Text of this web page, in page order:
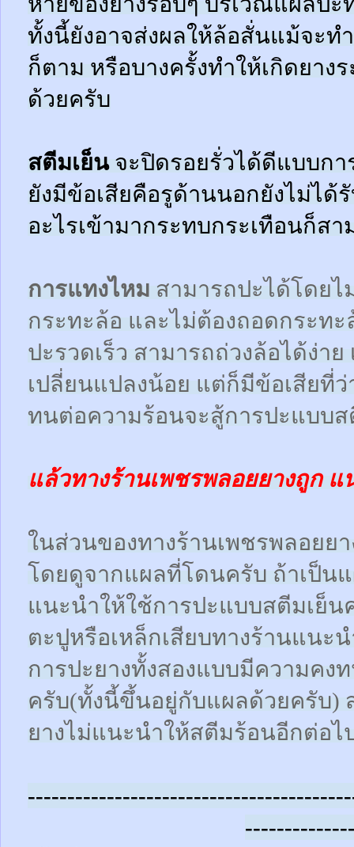
ทั้งนี้ยังอาจส่งผลให้ล้อสั่นแม้จะท
ก็ตาม หรือบางครั้งทำให้เกิดยา
ด้วยครับ
สตีมเย็นจะปิดรอยรั่วได้ดีแบบก
ยังมีข้อเสียคือรูด้านนอกยังไม่ได้
อะไรเข้ามากระทบกระเทือนก็ส
การแทงไหม สามารถปะได้โดยไ
กระทะล้อ และไม่ต้องถอดกระทะ
ปะรวดเร็ว สามารถถ่วงล้อได้ง่า
เปลี่ยนแปลงน้อย แต่ก็มีข้อเสียที่
ทนต่อความร้อนจะสู้การปะแบบ
แล้วทางร้านเพชรพลอยยางถูก
ในส่วนของทางร้านเพชรพลอยย
โดยดูจากแผลที่โดนครับ ถ้าเป็น
แนะนำให้ใช้การปะแบบสตีมเย็
ตะปูหรือเหล็กเสียบทางร้านแนะ
การปะยางทั้งสองแบบมีความคง
ครับ(ทั้งนี้ขึ้นอยู่กับแผลด้วยครับ)
ยางไม่แนะนำให้สตีมร้อนอีกต่อไ